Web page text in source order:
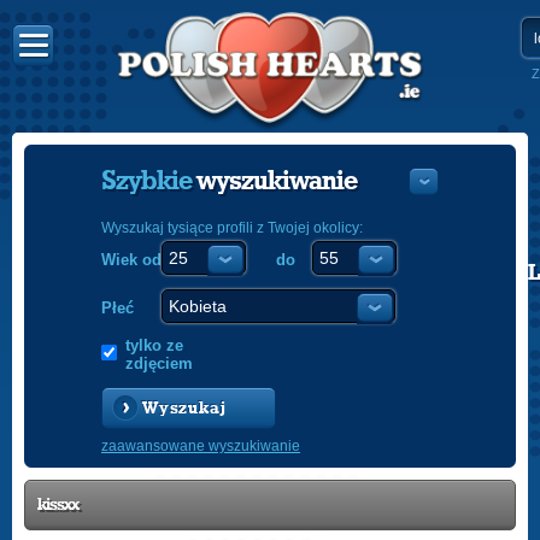
POLISH
Szybkiewyszukiwanie
Wyszukaj tysiące profili z Twojej okolicy:
Wiek od do
Płeć
tylko ze
zdjęciem
Wyszukaj
zaawansowane wyszukiwanie
kissxx